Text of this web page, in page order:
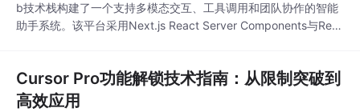
b技术栈构建了一个支持多模态交互、工具调用和团队协作的智能
助手系统。该平台采用Next.js React Server Components与Rea
术架构设计解析###
Cursor Pro功能解锁技术指南：从限制突破到
高效应用